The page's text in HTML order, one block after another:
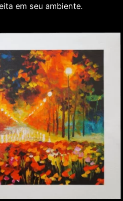
em seu ambiente.